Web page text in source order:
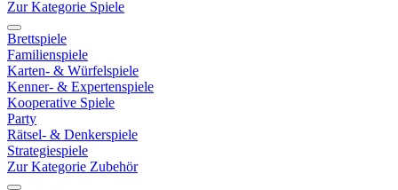
Zur Kategorie Spiele
Brettspiele
Familienspiele
Karten- & Würfelspiele
Kenner- & Expertenspiele
Kooperative Spiele
Party
Rätsel- & Denkerspiele
Strategiespiele
Zur Kategorie Zubehör